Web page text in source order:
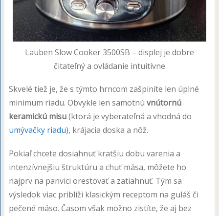
Lauben Slow Cooker 3500SB – displej je dobre
čitateľný a ovládanie intuitívne
Skvelé tiež je, že s týmto hrncom zašpiníte len úplné
minimum riadu. Obvykle len samotnú vnútornú
keramickú misu(ktorá je vyberateľná a vhodná do
umývačky riadu), krájacia doska a nôž.
Pokiaľ chcete dosiahnuť kratšiu dobu varenia a
intenzívnejšiu štruktúru a chuť mäsa, môžete ho
najprv na panvici orestovať a zatiahnuť. Tým sa
výsledok viac priblíži klasickým receptom na guláš či
pečené mäso. Časom však možno zistíte, že aj bez